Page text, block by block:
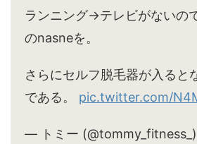
ランニング→テレビがないの
のnasneを。
さらにセルフ脱毛器が入ると
である。 pic.twitter.com/
— トミー (@tommy_fitness_)